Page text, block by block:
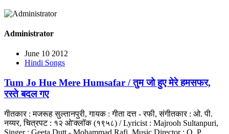
Administrator
June 10 2012
Hindi Songs
Tum Jo Hue Mere Humsafar / तुम जो हुए मेरे हमसफर,
रस्ते बदल गए
गीतकार : मजरूह सुल्तानपुरी, गायक : गीता दत्त - रफी, संगीतकार : ओ. पी.
नय्यर, चित्रपट : १२ ओ'क्लॉक (१९५८) / Lyricist : Majrooh Sultanpuri,
Singer : Geeta Dutt - Mohammad Rafi, Music Director : O. P.